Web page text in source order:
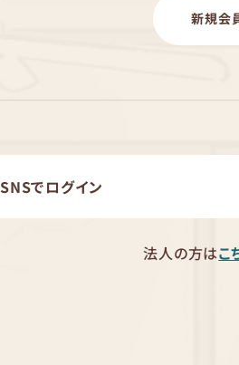
新規会
SNSでログイン
法人の方はこ